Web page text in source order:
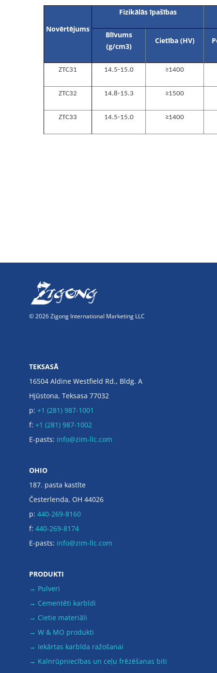
Novērtējums
Fizikālās īpašības
Blīvums
(g/cm3)
Cietība (HV)
ZTC31 14.5-15.0 ≥1400
ZTC32 14.8-15.3 ≥1500
ZTC33 14.5-15.0 ≥1400
© 2026 Zigong International Marketing LLC
TEKSASĀ
16504 Aldine Westfield Rd., Bldg. A
Hjūstona, Teksasa 77032
p: +1 (281) 987-1001
f: +1 (281) 987-1002
E-pasts: info@zim-llc.com
OHIO
187. pasta kastīte
Česterlenda, OH 44026
p: 440-269-8160
f: 440-269-8174
E-pasts: info@zim-llc.com
PRODUKTI
→ Pulveri
→ Cementēti karbīdi
→ Cietie materiāli
→ W & MO produkti
→ Iekārtas karbīda ražošanai
→ Kalnrūpniecības un ceļu frēzēšanas biti